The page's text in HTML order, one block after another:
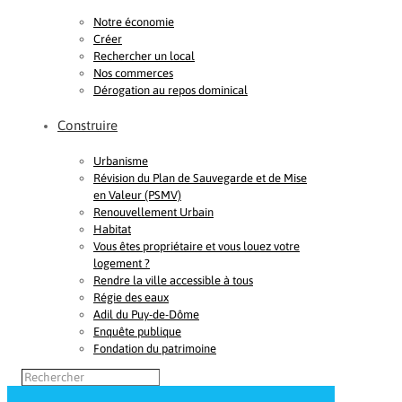
Notre économie
Créer
Rechercher un local
Nos commerces
Dérogation au repos dominical
Construire
Urbanisme
Révision du Plan de Sauvegarde et de Mise
en Valeur (PSMV)
Renouvellement Urbain
Habitat
Vous êtes propriétaire et vous louez votre
logement ?
Rendre la ville accessible à tous
Régie des eaux
Adil du Puy-de-Dôme
Enquête publique
Fondation du patrimoine